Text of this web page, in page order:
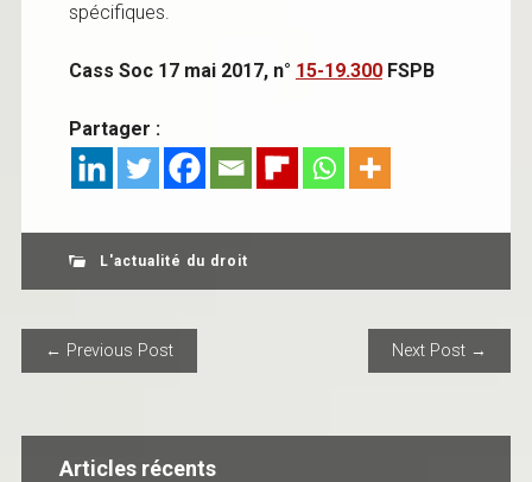
spécifiques.
Cass Soc 17 mai 2017, n° 15-19.300FSPB
Partager :
L'actualité du droit
POST NAVIGATION
← Previous Post Next Post →
Articles récents